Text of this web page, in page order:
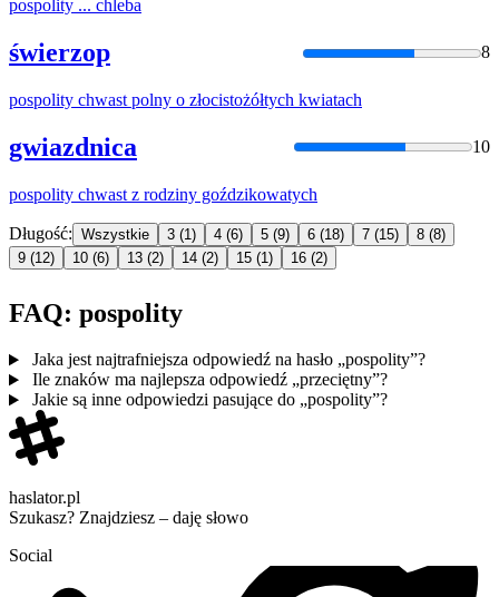
pospolity ... chleba
świerzop 8
pospolity chwast polny o złocistożółtych kwiatach
gwiazdnica 10
pospolity chwast z rodziny goździkowatych
Długość: Wszystkie 3 (1) 4 (6) 5 (9) 6 (18) 7 (15) 8 (8)
9 (12) 10 (6) 13 (2) 14 (2) 15 (1) 16 (2)
FAQ: pospolity
Jaka jest najtrafniejsza odpowiedź na hasło „pospolity”?
Ile znaków ma najlepsza odpowiedź „przeciętny”?
Jakie są inne odpowiedzi pasujące do „pospolity”?
haslator.pl
Szukasz? Znajdziesz – daję słowo
Social